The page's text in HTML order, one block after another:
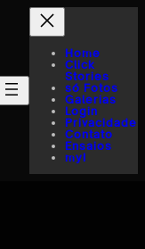
Home
Click
Stories
só Fotos
Galerias
Login
Privacidade
Contato
Ensaios
myI